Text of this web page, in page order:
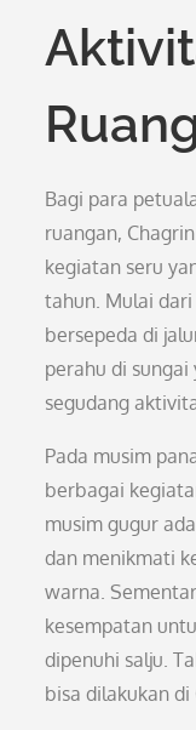
Bagi para
ruangan,
kegiatan seru
tahun. Mulai
bersepeda di
perahu di
segudang
Pada musim
berbagai
musim gugur
dan menikmati
warna.
kesempatan
dipenuhi salju.
bisa dilakukan di